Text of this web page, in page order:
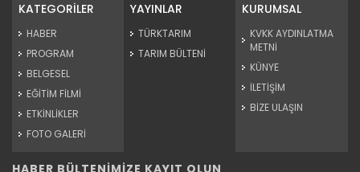
karşılamak...
KATEGORİLER
HABER
PROGRAM
BELGESEL
EĞİTİM FİLMİ
ETKİNLİKLER
FOTO GALERİ
YAYINLAR
TÜRKTARIM
TARIM BÜLTENİ
KURUMSAL
KVKK AYDINLATMA
METNİ
KÜNYE
İLETİŞİM
BİZE ULAŞIN